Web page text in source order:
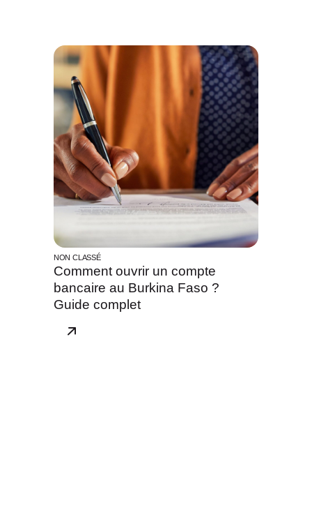
NON CLASSÉ
Comment ouvrir un compte
bancaire au Burkina Faso ?
Guide complet